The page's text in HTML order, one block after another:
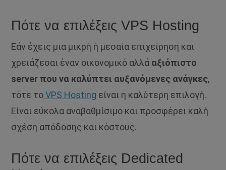
Πότε να επιλέξεις VPS Hosting
Εάν έχεις μια μικρή ή μεσαία επιχείρηση και
χρειάζεσαι έναν οικονομικό αλλά αξιόπιστο
server που να καλύπτει αυξανόμενες ανάγκες,
τότε το VPS Hosting είναι η καλύτερη επιλογή.
Είναι εύκολα αναβαθμίσιμο και προσφέρει καλή
σχέση απόδοσης και κόστους.
Πότε να επιλέξεις Dedicated